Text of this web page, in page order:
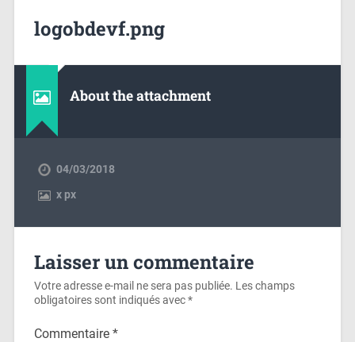
logobdevf.png
About the attachment
04/03/2018
xpx
Laisser un commentaire
Votre adresse e-mail ne sera pas publiée. Les champs
obligatoires sont indiqués avec*
Commentaire *